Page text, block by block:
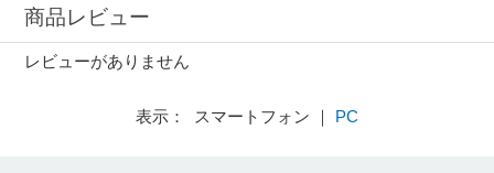
商品レビュー
レビューがありません
表示： スマートフォン ｜ PC